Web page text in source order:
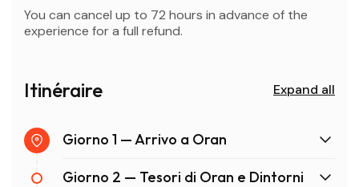
You can cancel up to 72 hours in advance of the
experience for a full refund.
Itinéraire Expand all
Giorno 1 — Arrivo a Oran
Giorno 2 — Tesori di Oran e Dintorni